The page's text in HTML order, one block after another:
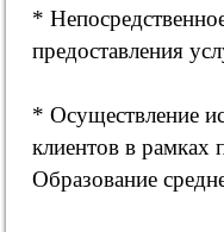
*
предоставления
* Осуществление
клиентов в рамках
Образование